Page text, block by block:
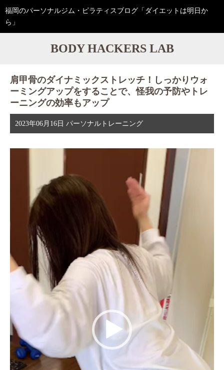
福岡のパーソナルジム・ピラティスブログ「ダイエットは明日か
ら」
BODY HACKERS LAB
肩甲骨のダイナミックストレッチ！しっかりウォ
ーミングアップをすることで、怪我の予防やトレ
ーニングの効率もアップ
2023年06月16日 パーソナルトレーニング
ー